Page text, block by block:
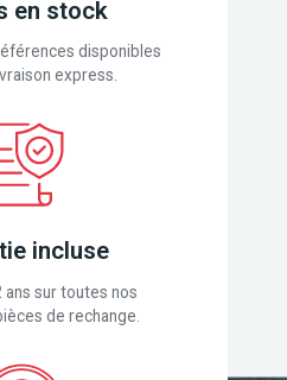
en stock
disponibles
express.
incluse
ans sur toutes nos
de rechange.